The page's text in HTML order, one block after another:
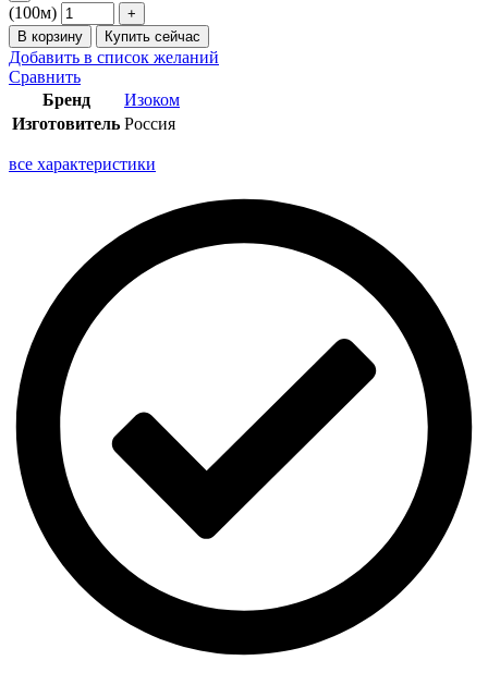
(100м)
В корзину Купить сейчас
Добавить в список желаний
Сравнить
Бренд
Изоком
Изготовитель Россия
все характеристики